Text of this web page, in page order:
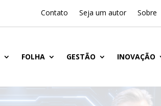
Contato Seja um autor Sobre
FOLHA GESTÃO INOVAÇÃO